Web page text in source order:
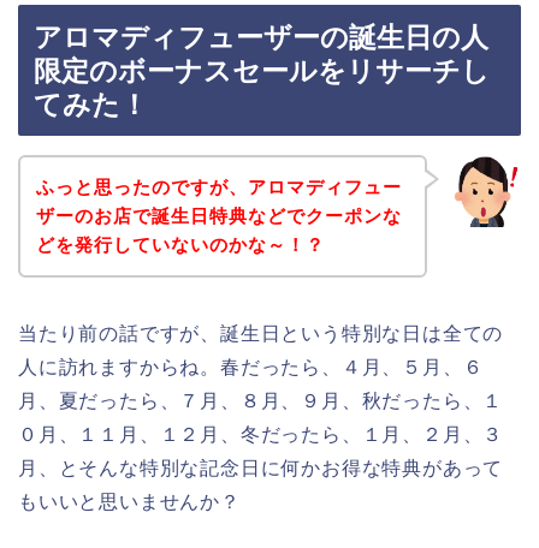
アロマディフューザーの誕生日の人
限定のボーナスセールをリサーチし
てみた！
ふっと思ったのですが、アロマディフュー
ザーのお店で誕生日特典などでクーポンな
どを発行していないのかな～！？
当たり前の話ですが、誕生日という特別な日は全ての
人に訪れますからね。春だったら、４月、５月、６
月、夏だったら、７月、８月、９月、秋だったら、１
０月、１１月、１２月、冬だったら、１月、２月、３
月、とそんな特別な記念日に何かお得な特典があって
もいいと思いませんか？